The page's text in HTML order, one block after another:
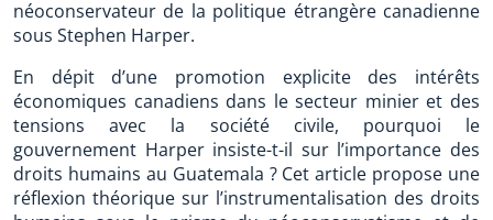
néoconservateur de la politique étrangère canadienne
sous Stephen Harper.
En dépit d’une promotion explicite des intérêts
économiques canadiens dans le secteur minier et des
tensions avec la société civile, pourquoi le
gouvernement Harper insiste-t-il sur l’importance des
droits humains au Guatemala ? Cet article propose une
réflexion théorique sur l’instrumentalisation des droits